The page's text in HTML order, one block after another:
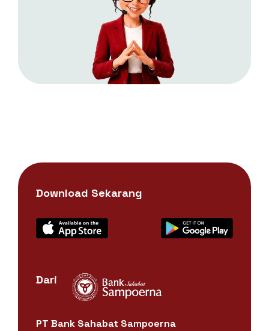
Download Sekarang
Dari
PT Bank Sahabat Sampoerna